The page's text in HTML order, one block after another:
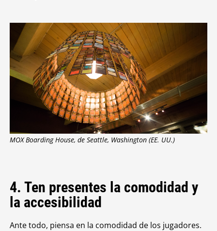
MOX Boarding House, de Seattle, Washington (EE. UU.)
4. Ten presentes la comodidad y
la accesibilidad
Ante todo, piensa en la comodidad de los jugadores.